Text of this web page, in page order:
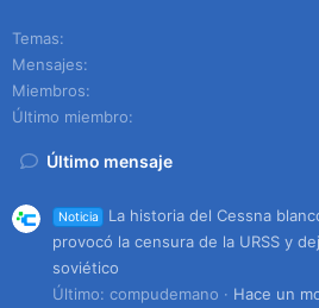
Temas
Mensajes
Miembros
Último miembro
Último mensaje
Noticia
La historia del Cessna
provocó la censura de la URSS y
soviético
Último: compudemano
Hace un